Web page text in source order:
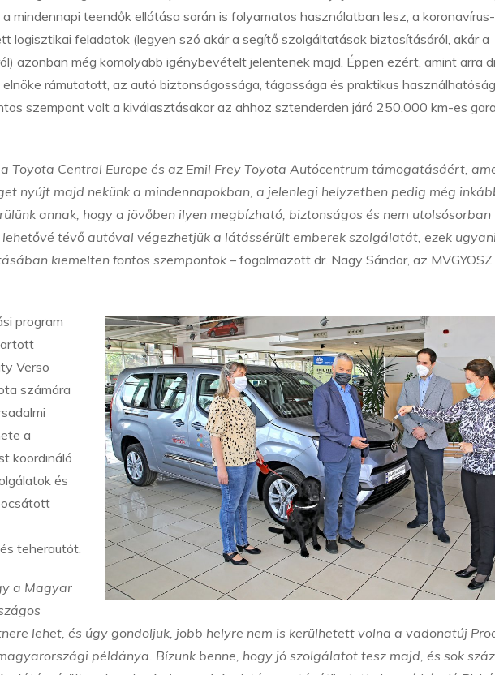
mindennapi teendők ellátása során is folyamatos használatban lesz, a koronavírus-
logisztikai feladatok (legyen szó akár a segítő szolgáltatások biztosításáról, akár a
azonban még komolyabb igénybevételt jelentenek majd. Éppen ezért, amint arra
elnöke rámutatott, az autó biztonságossága, tágassága és praktikus
szempont volt a kiválasztásakor az ahhoz sztenderden járó 250.000 km-es
Toyota Central Europe és az Emil Frey Toyota Autócentrum támogatásáért,
nyújt majd nekünk a mindennapokban, a jelenlegi helyzetben pedig még
annak, hogy a jövőben ilyen megbízható, biztonságos és nem utolsósorban
tévő autóval végezhetjük a látássérült emberek szolgálatát, ezek
kiemelten fontos szempontok – fogalmazott dr. Nagy Sándor, az MVGYOSZ
program
Verso
számára
a
koordináló
és
teherautót.
a Magyar
lehet, és úgy gondoljuk, jobb helyre nem is kerülhetett volna a vadonatúj
példánya. Bízunk benne, hogy jó szolgálatot tesz majd, és sok